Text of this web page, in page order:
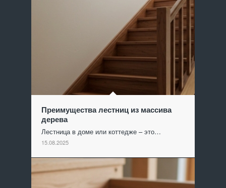
Преимущества лестниц из массива
дерева
Лестница в доме или коттедже – это…
15.08.2025